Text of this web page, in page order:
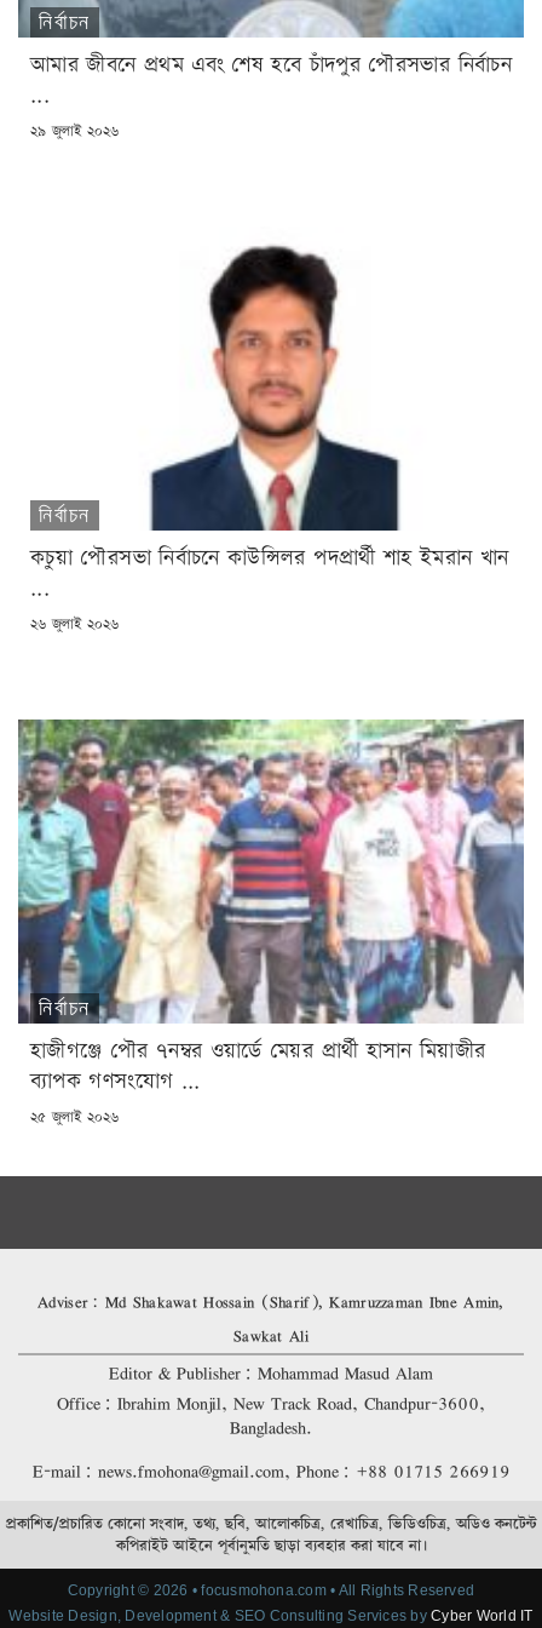
নির্বাচন
আমার জীবনে প্রথম এবং শেষ হবে চাঁদপুর পৌরসভার নির্বাচন
...
POSTED
২৯ জুলাই ২০২৬
নির্বাচন
কচুয়া পৌরসভা নির্বাচনে কাউন্সিলর পদপ্রার্থী শাহ ইমরান খান
...
POSTED
২৬ জুলাই ২০২৬
নির্বাচন
হাজীগঞ্জে পৌর ৭নম্বর ওয়ার্ডে মেয়র প্রার্থী হাসান মিয়াজীর
ব্যাপক গণসংযোগ ...
POSTED
২৫ জুলাই ২০২৬
Adviser: Md Shakawat Hossain (Sharif), Kamruzzaman Ibne Amin,
Sawkat Ali
Editor & Publisher: Mohammad Masud Alam
Office: Ibrahim Monjil, New Track Road, Chandpur-3600,
Bangladesh.
E-mail: news.fmohona@gmail.com, Phone: +88 01715 266919
প্রকাশিত/প্রচারিত কোনো সংবাদ, তথ্য, ছবি, আলোকচিত্র, রেখাচিত্র, ভিডিওচিত্র, অডিও কনটেন্ট
কপিরাইট আইনে পূর্বানুমতি ছাড়া ব্যবহার করা যাবে না।
Copyright © 2026 • focusmohona.com • All Rights Reserved
Website Design, Development & SEO Consulting Services byCyber World IT